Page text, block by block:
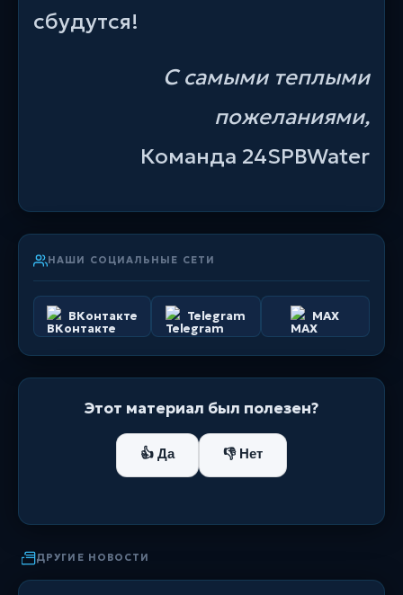
сбудутся!
С самыми теплыми
пожеланиями,
Команда 24SPBWater
НАШИ СОЦИАЛЬНЫЕ СЕТИ
ВКонтакте Telegram MAX
Этот материал был полезен?
👍 Да 👎 Нет
ДРУГИЕ НОВОСТИ